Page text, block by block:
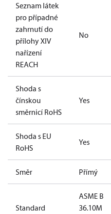
Seznam látek
pro případné
zahrnutí do
přílohy XIV
nařízení
REACH
No
Shoda s
čínskou
směrnicí RoHS
Yes
Shoda s EU
RoHS
Yes
Směr Přímý
Standard
ASME B
36.10M